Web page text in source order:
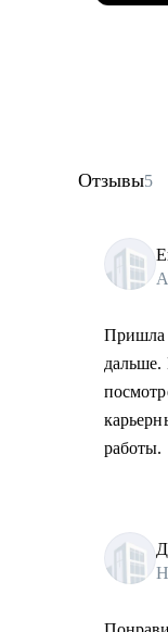
Отзывы5
Пришла
дальше.
работы.